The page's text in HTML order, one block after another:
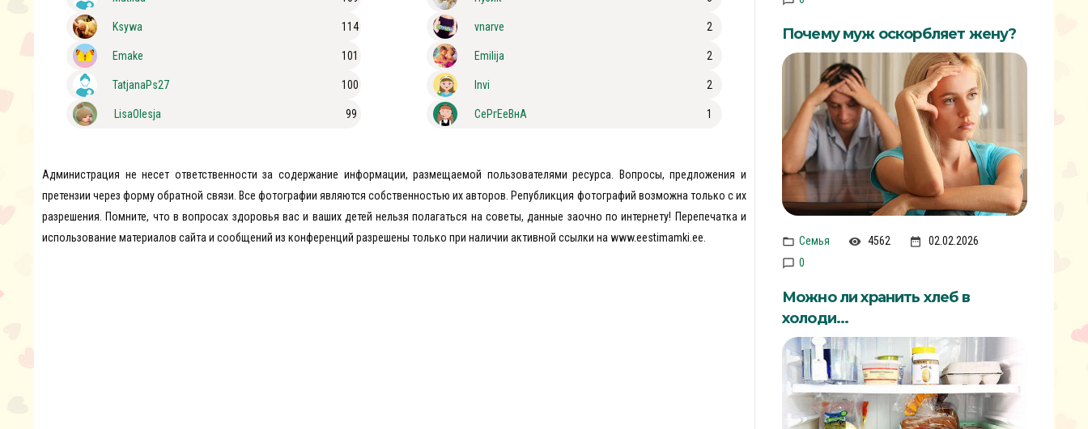
Ksywa 114
Emake 101
TatjanaPs27 100
LisaOlesja 99
vnarve 2
Emilija 2
Invi 2
СеРгЕеВнА 1
Администрация не несет ответственности за содержание информации, размещаемой пользователями ресурса. Вопросы, предложения и
претензии через форму обратной связи. Все фотографии являются собственностью их авторов. Републикция фотографий возможна только с их
разрешения. Помните, что в вопросах здоровья вас и ваших детей нельзя полагаться на советы, данные заочно по интернету! Перепечатка и
использование материалов сайта и сообщений из конференций разрешены только при наличии активной ссылки на www.eestimamki.ee.
Почему муж оскорбляет жену?
Семья 4562
02.02.2026
0
Можно ли хранить хлеб в
холоди...